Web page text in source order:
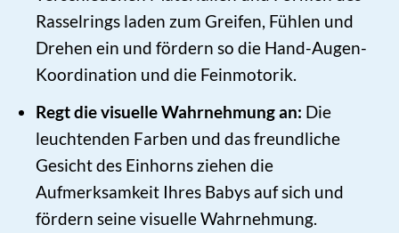
Rasselrings laden zum Greifen, Fühlen und
Drehen ein und fördern so die Hand-Augen-
Koordination und die Feinmotorik.
Regt die visuelle Wahrnehmung an: Die
leuchtenden Farben und das freundliche
Gesicht des Einhorns ziehen die
Aufmerksamkeit Ihres Babys auf sich und
fördern seine visuelle Wahrnehmung.